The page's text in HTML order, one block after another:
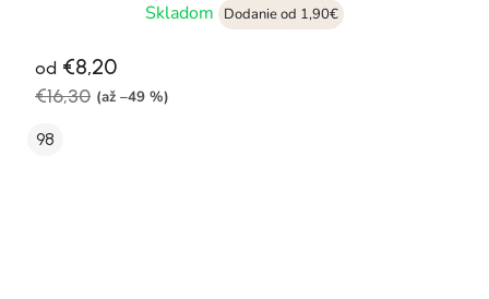
Skladom
Dodanie od 1,90€
od €8,20
€16,30 (až –49 %)
98